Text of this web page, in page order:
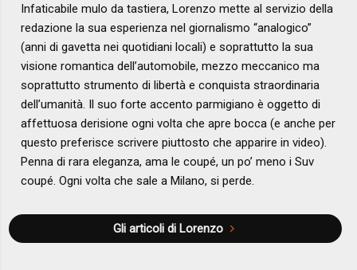
Infaticabile mulo da tastiera, Lorenzo mette al servizio della
redazione la sua esperienza nel giornalismo “analogico”
(anni di gavetta nei quotidiani locali) e soprattutto la sua
visione romantica dell’automobile, mezzo meccanico ma
soprattutto strumento di libertà e conquista straordinaria
dell’umanità. Il suo forte accento parmigiano è oggetto di
affettuosa derisione ogni volta che apre bocca (e anche per
questo preferisce scrivere piuttosto che apparire in video).
Penna di rara eleganza, ama le coupé, un po’ meno i Suv
coupé. Ogni volta che sale a Milano, si perde.
Gli articoli di Lorenzo